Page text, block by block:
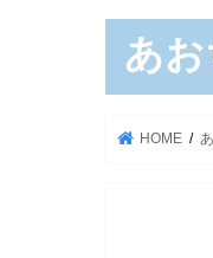
あ
HOME